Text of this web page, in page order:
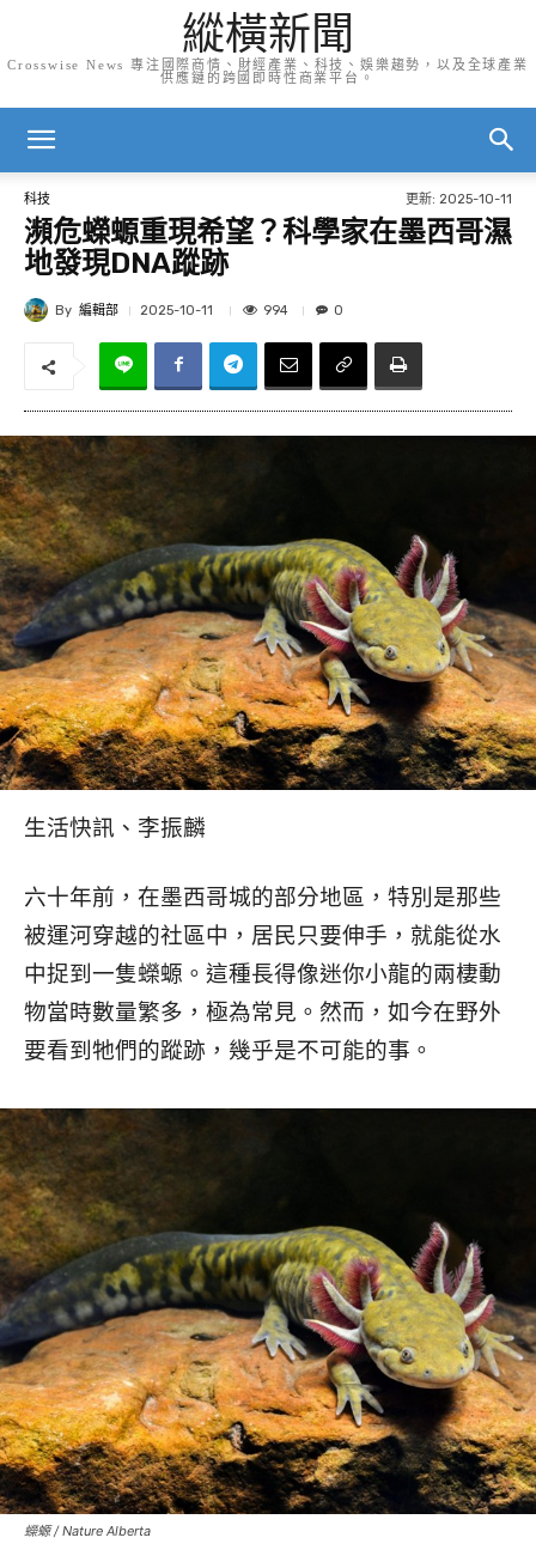
縱橫新聞
Crosswise News 專注國際商情、財經產業、科技、娛樂趨勢，以及全球產業
供應鏈的跨國即時性商業平台。
科技 更新: 2025-10-11
瀕危蠑螈重現希望？科學家在墨西哥濕
地發現DNA蹤跡
By 編輯部 2025-10-11 994 0
生活快訊、李振麟
六十年前，在墨西哥城的部分地區，特別是那些
被運河穿越的社區中，居民只要伸手，就能從水
中捉到一隻蠑螈。 這種長得像迷你小龍的兩棲動
物當時數量繁多，極為常見。然而，如今在野外
要看到牠們的蹤跡，幾乎是不可能的事。
蠑螈 / Nature Alberta